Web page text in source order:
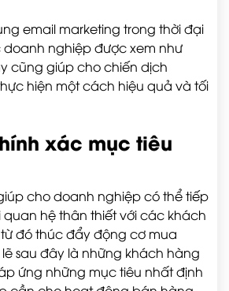
email marketing trong thời đại
nghiệp được xem như
cũng giúp cho chiến dịch
hiện một cách hiệu quả và tối
xác mục tiêu
cho doanh nghiệp có thể tiếp
hệ thân thiết với các khách
đó thúc đẩy động cơ mua
sau đây là những khách hàng
ứng những mục tiêu nhất định